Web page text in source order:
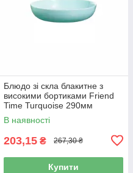
Блюдо зі скла блакитне з
високими бортиками Friend
Time Turquoise 290мм
Luminarc (P6362)
В наявності
203,15 ₴ 267,30 ₴
Купити